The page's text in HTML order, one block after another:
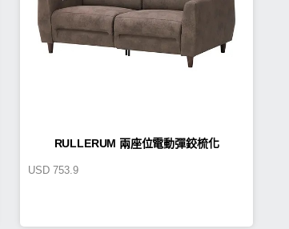
RULLERUM 兩座位電動彈鉸梳化
USD 753.9